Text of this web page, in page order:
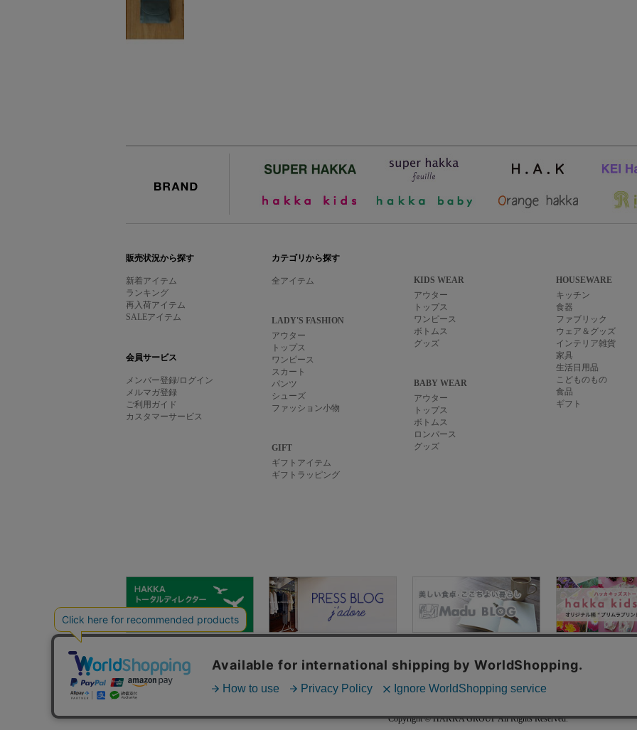
販売状況から探す
新着アイテム
ランキング
再入荷アイテム
SALEアイテム
会員サービス
メンバー登録/ログイン
メルマガ登録
ご利用ガイド
カスタマーサービス
カテゴリから探す
全アイテム
LADY'S FASHION
アウター
トップス
ワンピース
スカート
パンツ
シューズ
ファッション小物
GIFT
ギフトアイテム
ギフトラッピング
KIDS WEAR
アウター
トップス
ワンピース
ボトムス
グッズ
BABY WEAR
アウター
トップス
ボトムス
ロンパース
グッズ
HOUSEWARE
キッチン
食器
ファブリック
ウェア＆グッズ
インテリア雑貨
家具
生活日用品
こどものもの
食品
ギフト
お客様お問い合わせ プライバシーポリシー
Copyright © HAKKA GROUP All Rights Reserved.